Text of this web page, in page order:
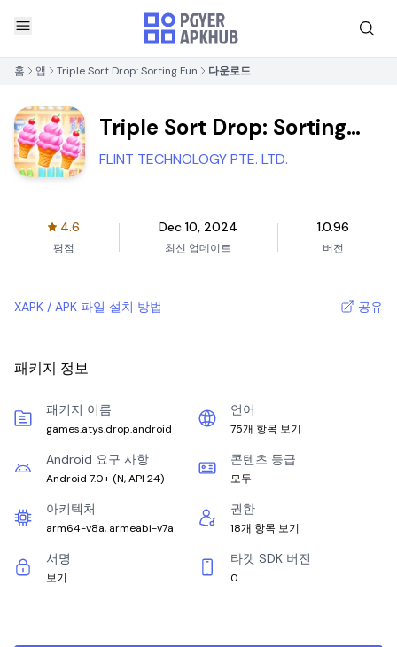
홈 앱 Triple Sort Drop: Sorting Fun 다운로드
Triple Sort Drop: Sorting
Fun
FLINT TECHNOLOGY PTE. LTD.
4.6
평점
Dec 10, 2024
최신 업데이트
1.0.96
버전
XAPK / APK 파일 설치 방법 공유
패키지 정보
패키지 이름
games.atys.drop.android
언어
75개 항목 보기
Android 요구 사항
Android 7.0+ (N, API 24)
콘텐츠 등급
모두
아키텍처
arm64-v8a, armeabi-v7a
권한
18개 항목 보기
서명
보기
타겟 SDK 버전
0